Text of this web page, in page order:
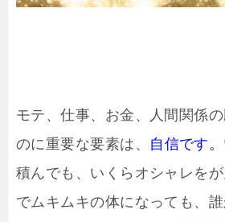
モテ、仕事、お金、人間関係
のに重要な要素は、 自信です。
積んでも、いくらオシャレを
でムキムキの体になっても、